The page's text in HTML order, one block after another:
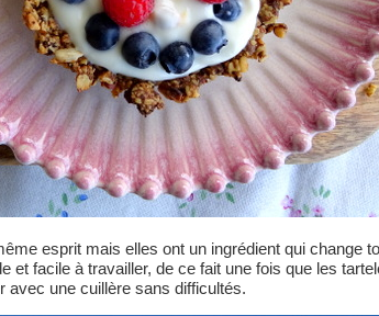
esprit mais elles ont un ingrédient qui change
et facile à travailler, de ce fait une fois que les
une cuillère sans difficultés.